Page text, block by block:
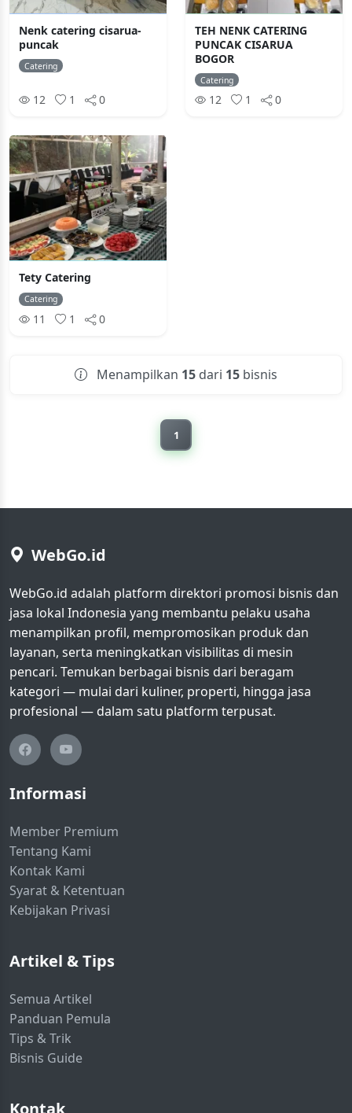
Nenk catering cisarua-
puncak
Catering
12 1 0
TEH NENK CATERING
PUNCAK CISARUA
BOGOR
Catering
12 1 0
Tety Catering
Catering
11 1 0
Menampilkan 15 dari 15 bisnis
1
WebGo.id
WebGo.id adalah platform direktori promosi bisnis dan
jasa lokal Indonesia yang membantu pelaku usaha
menampilkan profil, mempromosikan produk dan
layanan, serta meningkatkan visibilitas di mesin
pencari. Temukan berbagai bisnis dari beragam
kategori — mulai dari kuliner, properti, hingga jasa
profesional — dalam satu platform terpusat.
Informasi
Member Premium
Tentang Kami
Kontak Kami
Syarat & Ketentuan
Kebijakan Privasi
Artikel & Tips
Semua Artikel
Panduan Pemula
Tips & Trik
Bisnis Guide
Kontak